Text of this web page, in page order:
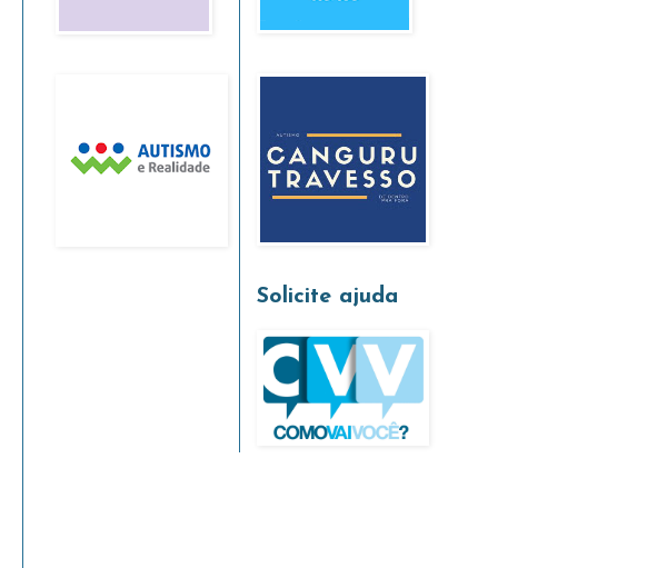
Solicite ajuda